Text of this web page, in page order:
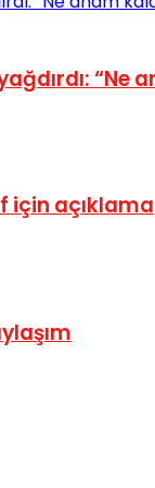
“Ne
için açıklama